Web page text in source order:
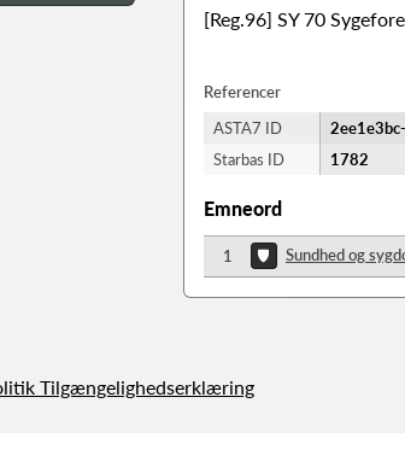
[Reg.96] SY 70
Referencer
ASTA7 ID
Starbas ID
1782
Emneord
1 Sundhed og
Tilgængelighedserklæring